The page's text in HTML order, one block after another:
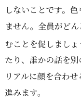
しないことです。
ません。全員がど
むことを促しましょ
たり、誰かの話を別
リアルに顔を合わ
進みます。